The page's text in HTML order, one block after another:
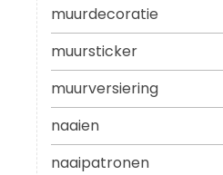
muurdecoratie
muursticker
muurversiering
naaien
naaipatronen